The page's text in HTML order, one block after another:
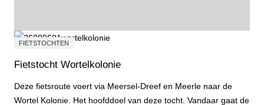
FIETSTOCHTEN
Fietstocht Wortelkolonie
Deze fietsroute voert via Meersel-Dreef en Meerle naar de
Wortel Kolonie. Het hoofddoel van deze tocht. Vandaar gaat de